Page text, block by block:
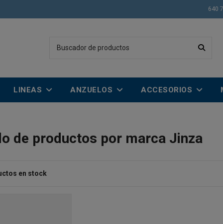
640
LINEAS ANZUELOS ACCESORIOS
de productos por marca Jinza
en stock